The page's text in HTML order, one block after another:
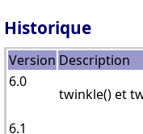
Historique
Version Description
6.0
twinkle() et
6.1